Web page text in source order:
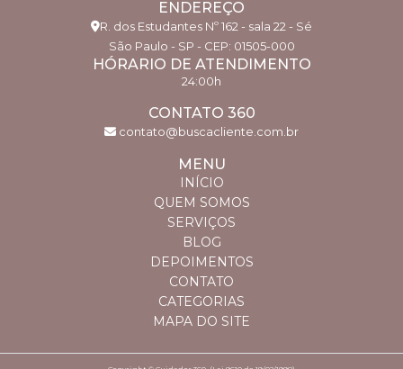
CONFIÁVEIS E QUALIFICADAS
COMPLETO PARA INICIANTES
QUE VOCÊ PRECISA SABER
PARA CUIDADOS EM CASA
ENDEREÇO
R. dos Estudantes Nº 162 - sala 22 - Sé
São Paulo - SP - CEP: 01505-000
HÓRARIO DE ATENDIMENTO
24:00h
CONTATO 360
contato@buscacliente.com.br
MENU
INÍCIO
QUEM SOMOS
SERVIÇOS
BLOG
DEPOIMENTOS
CONTATO
CATEGORIAS
MAPA DO SITE